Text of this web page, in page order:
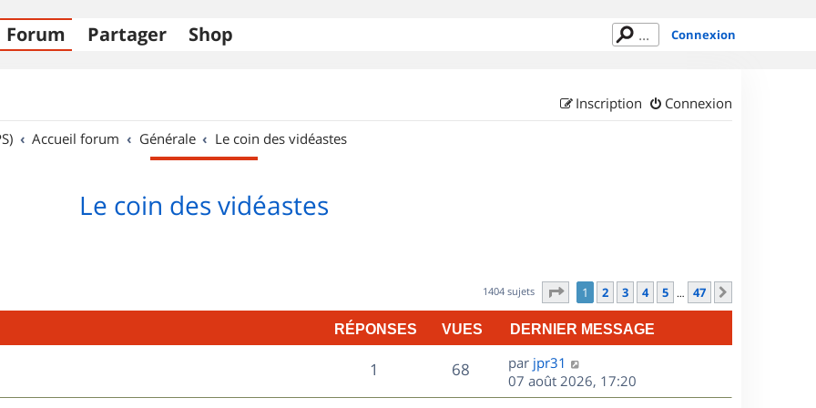
Forum Partager Shop Connexion
Connexion
Inscription
Accueil forum Générale Le coin des vidéastes
Le coin des vidéastes
1404 sujets Page sur47
1 2 3 4 5 … 47
RÉPONSES VUES DERNIER MESSAGE
1
é
68V
u
D
e
r
par jpr31
07 août 2026, 17:20